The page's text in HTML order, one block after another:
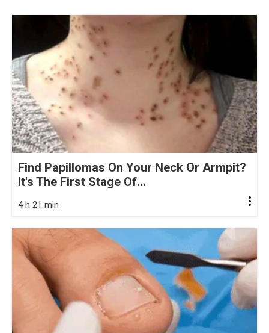
Find Papillomas On Your Neck Or Armpit?
It's The First Stage Of...
4 h 21 min